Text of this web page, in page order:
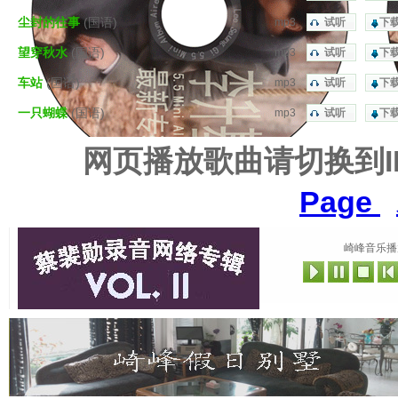
尘封的往事(国语)
望穿秋水(国语)
车站(国语)
一只蝴蝶(国语)
下
下
下
下
mp3 试听
mp3 试听
mp3 试听
mp3 试听
网页播放歌曲请切换
Page
崎峰音乐